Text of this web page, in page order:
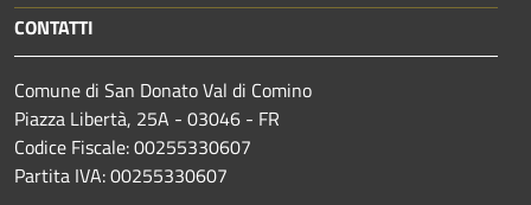
CONTATTI
Comune di San Donato Val di Comino
Piazza Libertà, 25A - 03046 - FR
Codice Fiscale: 00255330607
Partita IVA: 00255330607